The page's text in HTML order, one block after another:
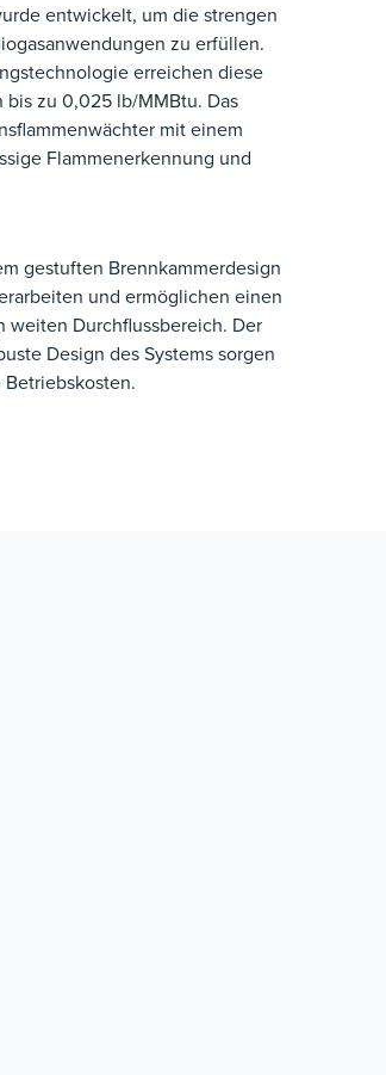
entwickelt, um die strengen
zu erfüllen.
erreichen diese
zu 0,025 lb/MMBtu. Das
mit einem
Flammenerkennung und
gestuften Brennkammerdesign
und ermöglichen einen
Durchflussbereich. Der
Design des Systems sorgen